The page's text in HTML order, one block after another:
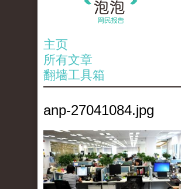
主页
所有文章
翻墙工具箱
anp-27041084.jpg